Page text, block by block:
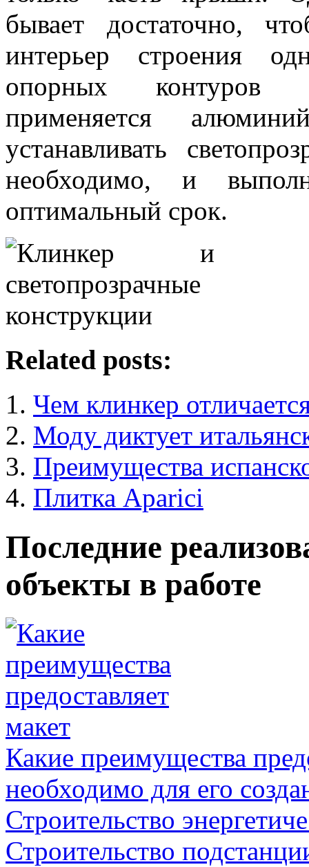
бывает достаточно,
интерьер строения
опорных контуров
применяется
устанавливать
необходимо, и
оптимальный срок.
Related posts:
Чем клинкер
Моду диктует
Преимущества
Плитка Aparici
Последние
объекты в работе
Какие преимущества
необходимо для его
Строительство
Строительство